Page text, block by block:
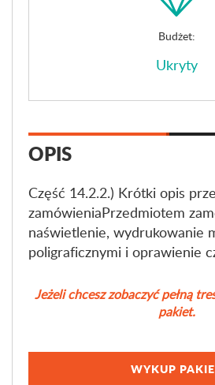
Budżet:
Ukryty
OPIS
Część 14.2.2.) Krótki opis
zamówieniaPrzedmiotem
naświetlenie, wydrukowanie
poligraficznymi i oprawienie
Jeżeli chcesz zobaczyć pełną
pakiet.
WYKUP